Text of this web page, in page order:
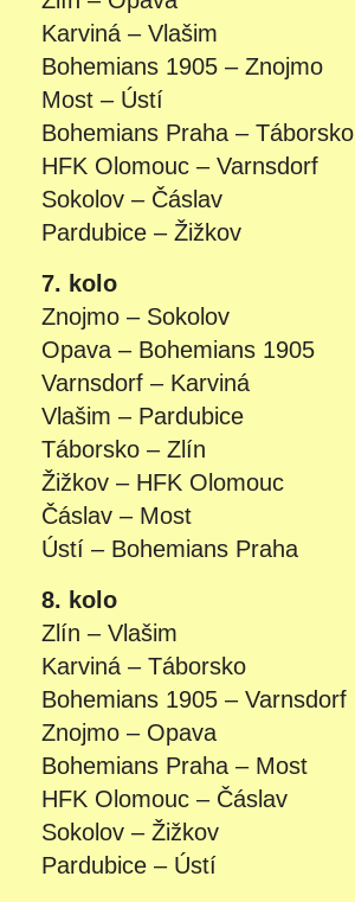
Karviná – Vlašim
Bohemians 1905 – Znojmo
Most – Ústí
Bohemians Praha – Táborsko
HFK Olomouc – Varnsdorf
Sokolov – Čáslav
Pardubice – Žižkov
7. kolo
Znojmo – Sokolov
Opava – Bohemians 1905
Varnsdorf – Karviná
Vlašim – Pardubice
Táborsko – Zlín
Žižkov – HFK Olomouc
Čáslav – Most
Ústí – Bohemians Praha
8. kolo
Zlín – Vlašim
Karviná – Táborsko
Bohemians 1905 – Varnsdorf
Znojmo – Opava
Bohemians Praha – Most
HFK Olomouc – Čáslav
Sokolov – Žižkov
Pardubice – Ústí